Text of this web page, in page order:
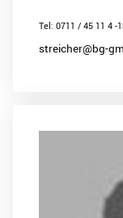
Tel: 0711 / 45 11 4 -
streicher@bg-